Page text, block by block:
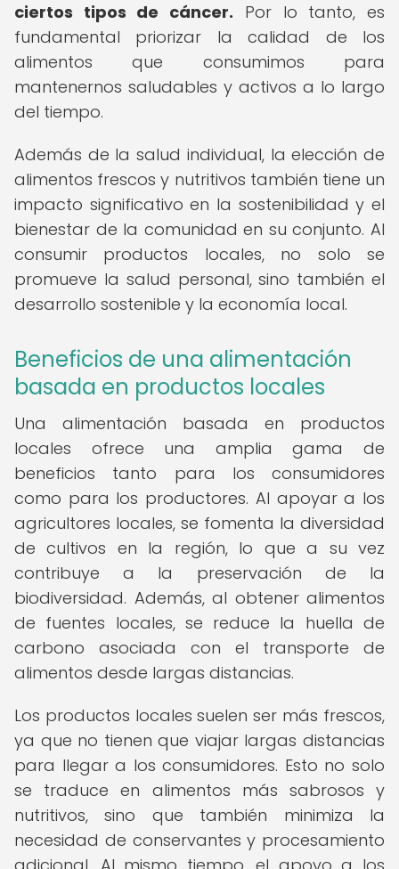
ciertos tipos de cáncer. Por lo tanto, es
fundamental priorizar la calidad de los
alimentos que consumimos para
mantenernos saludables y activos a lo largo
del tiempo.
Además de la salud individual, la elección de
alimentos frescos y nutritivos también tiene un
impacto significativo en la sostenibilidad y el
bienestar de la comunidad en su conjunto. Al
consumir productos locales, no solo se
promueve la salud personal, sino también el
desarrollo sostenible y la economía local.
Beneficios de una alimentación
basada en productos locales
Una alimentación basada en productos
locales ofrece una amplia gama de
beneficios tanto para los consumidores
como para los productores. Al apoyar a los
agricultores locales, se fomenta la diversidad
de cultivos en la región, lo que a su vez
contribuye a la preservación de la
biodiversidad. Además, al obtener alimentos
de fuentes locales, se reduce la huella de
carbono asociada con el transporte de
alimentos desde largas distancias.
Los productos locales suelen ser más frescos,
ya que no tienen que viajar largas distancias
para llegar a los consumidores. Esto no solo
se traduce en alimentos más sabrosos y
nutritivos, sino que también minimiza la
necesidad de conservantes y procesamiento